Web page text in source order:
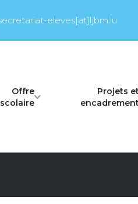
eleves[at]ljbm.lu
Offre
scolaire
Projets et
encadrement